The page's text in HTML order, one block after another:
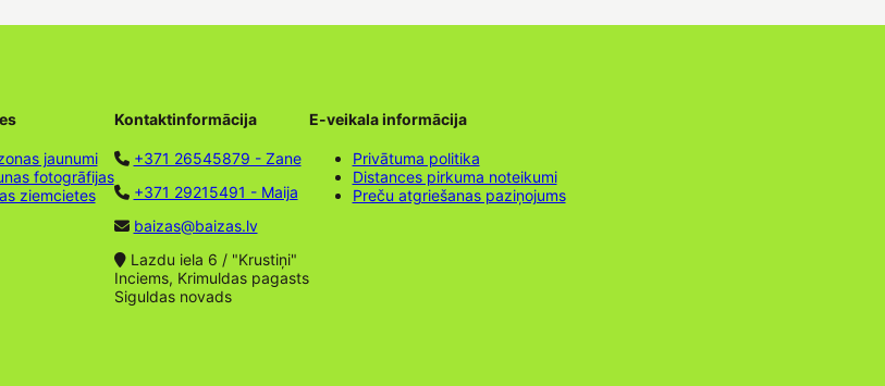
jaunumi
fotogrāfijas
ziemcietes
Kontaktinformācija
+371 26545879 - Zane
+371 29215491 - Maija
baizas@baizas.lv
Lazdu iela 6 / "Krustiņi"
Inciems, Krimuldas pagasts
Siguldas novads
E-veikala informācija
Privātuma politika
Distances pirkuma noteikumi
Preču atgriešanas paziņojums